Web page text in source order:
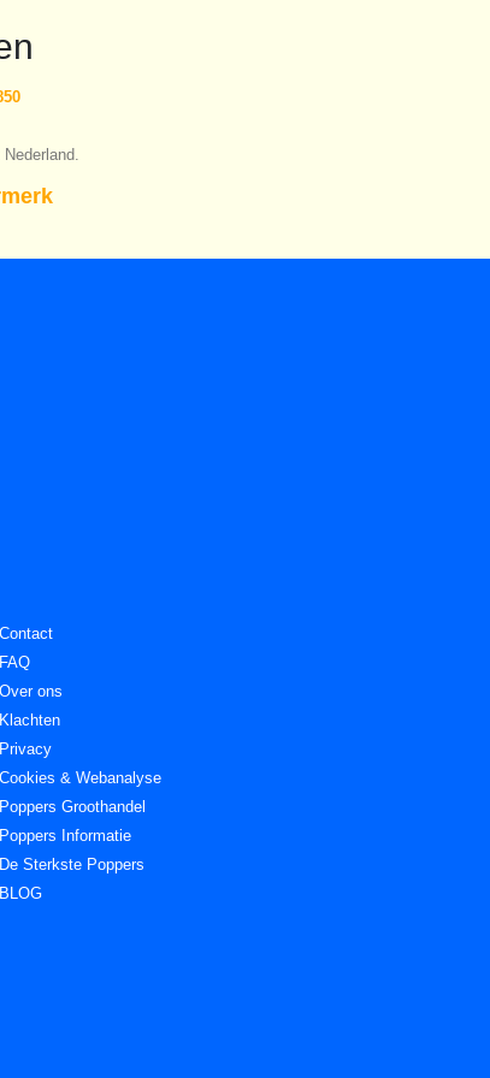
Contact
FAQ
Over ons
Klachten
Privacy
Cookies & Webanalyse
Poppers Groothandel
Poppers Informatie
De Sterkste Poppers
BLOG